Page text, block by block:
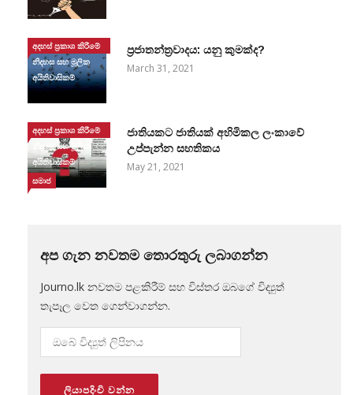
අදහස් ප්‍රකාශ කිරීමේ
නිදහස සහ මූලික
අයිතිවාසිකම්
ප්‍රජාතන්ත්‍රවාදය: යනු කුමක්ද?
March 31, 2021
අදහස් ප්‍රකාශ කිරීමේ
නිදහස සහ මූලික
අයිතිවාසිකම්
සමාජ
ජාතියකට ජාතියක් අහිමිකල ලංකාවේ
උප්පැන්න සහතිකය
May 21, 2021
අප ගැන නවතම තොරතුරු ලබාගන්න
Journo.lk නවතම පළකිරීම් සහ විස්තර ඔබගේ විද්‍යුත්
තැපෑල වෙත ගෙන්වාගන්න.